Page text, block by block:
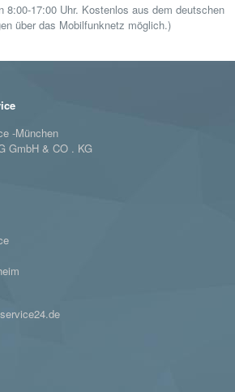
8:00-17:00 Uhr. Kostenlos aus dem deutschen
über das Mobilfunknetz möglich.)
-München
GmbH & CO . KG